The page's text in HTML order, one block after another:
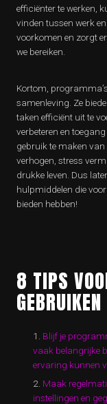
efficiënter te werken,
vinden tussen werk
voorkomen en zorgt
we bereiken.
Kortom,
samenleving. Ze
taken efficiënt uit te
verbeteren en
gebruik te maken
verhogen, stress
drukke leven. Dus
hulpmiddelen die
bieden hebben!
8 TIPS
Blijf je
vaak belangrijke
ervaring kunnen
Maak
instellingen en